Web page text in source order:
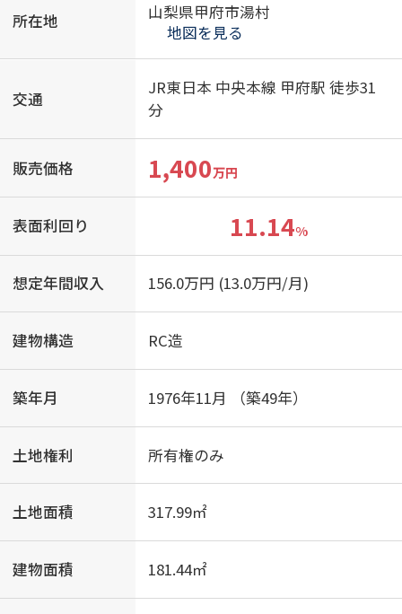
所在地
山梨県甲府市湯村
地図を見る
交通
JR東日本 中央本線 甲府駅 徒歩31
分
販売価格 1,400万円
表面利回り 11.14%
想定年間収入 156.0万円 (13.0万円/月)
建物構造 RC造
築年月 1976年11月 （築49年）
土地権利 所有権のみ
土地面積 317.99㎡
建物面積 181.44㎡